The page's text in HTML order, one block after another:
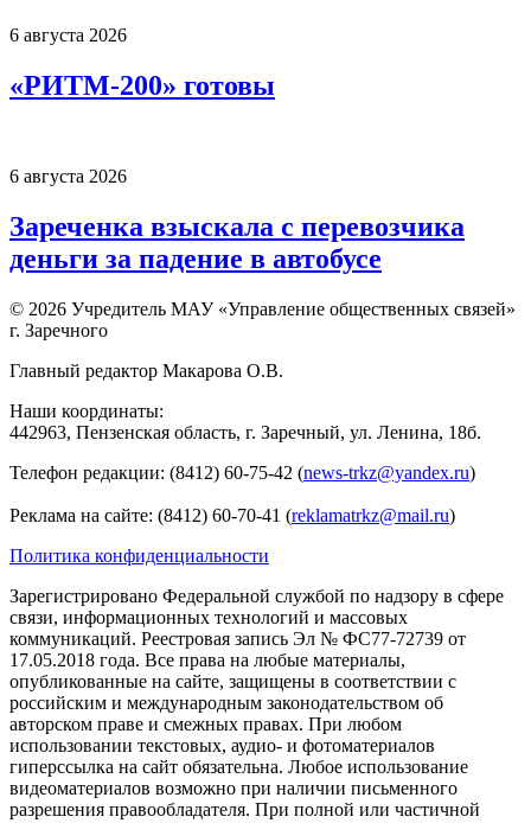
6 августа 2026
«РИТМ-200» готовы
6 августа 2026
Зареченка взыскала с перевозчика
деньги за падение в автобусе
© 2026 Учредитель МАУ «Управление общественных связей»
г. Заречного
Главный редактор Макарова О.В.
Наши координаты:
442963, Пензенская область, г. Заречный, ул. Ленина, 18б.
Телефон редакции: (8412) 60-75-42 (news-trkz@yandex.ru)
Реклама на сайте: (8412) 60-70-41 (reklamatrkz@mail.ru)
Политика конфиденциальности
Зарегистрировано Федеральной службой по надзору в сфере
связи, информационных технологий и массовых
коммуникаций. Реестровая запись Эл № ФС77-72739 от
17.05.2018 года. Все права на любые материалы,
опубликованные на сайте, защищены в соответствии с
российским и международным законодательством об
авторском праве и смежных правах. При любом
использовании текстовых, аудио- и фотоматериалов
гиперссылка на сайт обязательна. Любое использование
видеоматериалов возможно при наличии письменного
разрешения правообладателя. При полной или частичной